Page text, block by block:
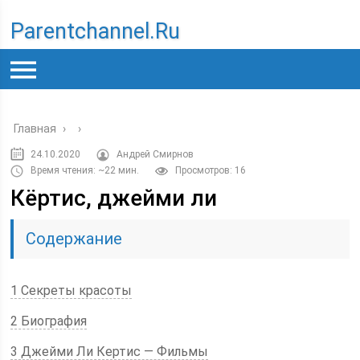
Parentchannel.ru
Главная › ›
24.10.2020
Андрей Смирнов
Время чтения: ~22 мин.
Просмотров: 16
Кёртис, джейми ли
Содержание
1 Секреты красоты
2 Биография
3 Джейми Ли Кертис — Фильмы